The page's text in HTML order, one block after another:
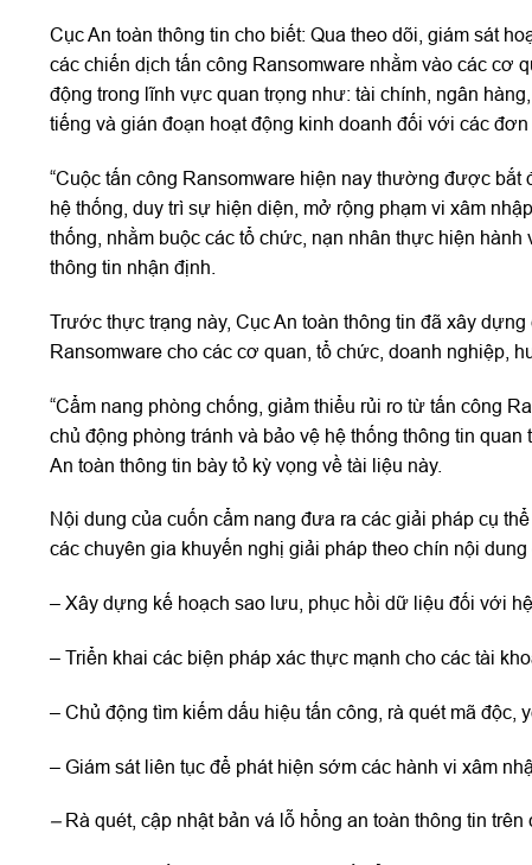
Cục An toàn thông tin cho biết: Qua theo dõi, giám sát
các chiến dịch tấn công Ransomware nhằm vào các cơ
động trong lĩnh vực quan trọng như: tài chính, ngân
tiếng và gián đoạn hoạt động kinh doanh đối với các đơn
“Cuộc tấn công Ransomware hiện nay thường được
hệ thống, duy trì sự hiện diện, mở rộng phạm vi xâm
thống, nhằm buộc các tổ chức, nạn nhân thực hiện
thông tin nhận định.
Trước thực trạng này, Cục An toàn thông tin đã xây
Ransomware cho các cơ quan, tổ chức, doanh nghiệp,
“Cẩm nang phòng chống, giảm thiểu rủi ro từ tấn công
chủ động phòng tránh và bảo vệ hệ thống thông tin
An toàn thông tin bày tỏ kỳ vọng về tài liệu này.
Nội dung của cuốn cẩm nang đưa ra các giải pháp cụ
các chuyên gia khuyến nghị giải pháp theo chín nội dung
– Xây dựng kế hoạch sao lưu, phục hồi dữ liệu đối với
– Triển khai các biện pháp xác thực mạnh cho các tài
– Chủ động tìm kiếm dấu hiệu tấn công, rà quét mã độc,
– Giám sát liên tục để phát hiện sớm các hành vi xâm
–Rà quét, cập nhật bản vá lỗ hổng an toàn thông tin trên